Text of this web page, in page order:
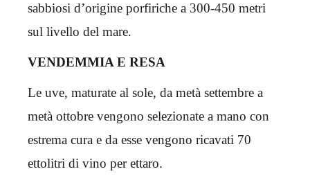
sabbiosi d’origine porfiriche a 300-450 metri
sul livello del mare.
VENDEMMIA E RESA
Le uve, maturate al sole, da metà settembre a
metà ottobre vengono selezionate a mano con
estrema cura e da esse vengono ricavati 70
ettolitri di vino per ettaro.